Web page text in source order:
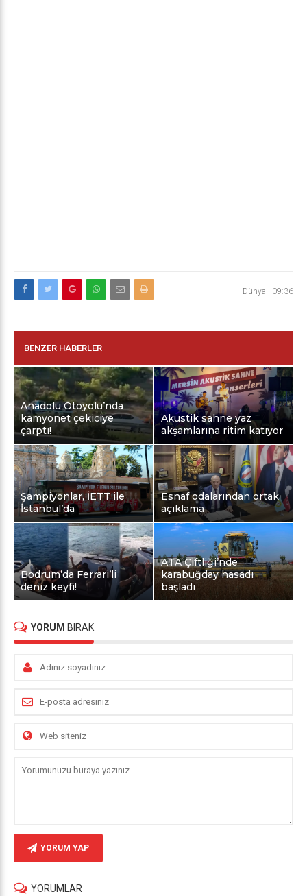
Dünya - 09:36
BENZER HABERLER
Anadolu Otoyolu’nda
kamyonet çekiciye
çarptı!
Akustik sahne yaz
akşamlarına ritim katıyor
Şampiyonlar, İETT ile
İstanbul’da
Esnaf odalarından ortak
açıklama
Bodrum’da Ferrari’li
deniz keyfi!
ATA Çiftliği’nde
karabuğday hasadı
başladı
YORUM BIRAK
YORUM YAP
YORUMLAR